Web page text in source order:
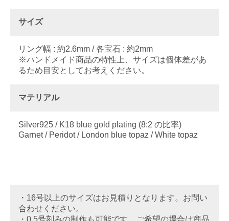
サイズ
リング幅 : 約2.6mm / 各宝石 : 約2mm
※ハンドメイド商品の特性上、サイズは個体差があ
るため目安としてお考えください。
マテリアル
Silver925 / K18 blue gold plating (8:2 の比率)
Garnet / Peridot / London blue topaz / White topaz
・16号以上のサイズはお見積りとなります。お問い
合わせください。